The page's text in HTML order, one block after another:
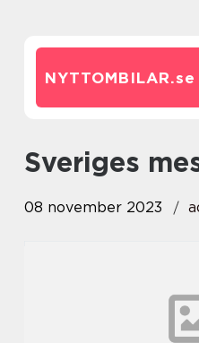
NYTTOMBILAR.se
sveriges
08 november 2023